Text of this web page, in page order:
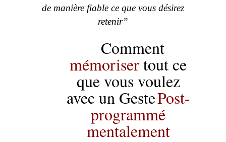
de manière fiable ce que vous désirez
retenir”
Comment
mémorisertout ce
que vous voulez
avec un GestePost-
programmé
mentalement